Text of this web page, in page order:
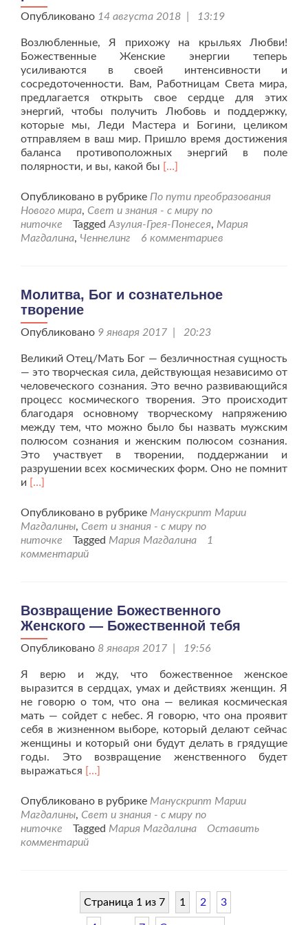
Опубликовано 14 августа 2018 | 13:19
Возлюбленные, Я прихожу на крыльях Любви!
Божественные Женские энергии теперь
усиливаются в своей интенсивности и
сосредоточенности. Вам, Работницам Света мира,
предлагается открыть свое сердце для этих
энергий, чтобы получить Любовь и поддержку,
которые мы, Леди Мастера и Богини, целиком
отправляем в ваш мир. Пришло время достижения
баланса противоположных энергий в поле
полярности, и вы, какой бы Читать
проПродолжайте
сиять
и
излучать
размерную
реальность
[…]
Опубликовано в рубрике По пути преобразования
Нового мира, Свет и знания - с миру по
ниточке
Tagged Азулия-Грея-Понесея, Мария
Магдалина, Ченнелинг 6 комментариев
Молитва, Бог и сознательное
творение
Опубликовано 9 января 2017 | 20:23
Великий Отец/Мать Бог — безличностная сущность
— это творческая сила, действующая независимо от
человеческого сознания. Это вечно развивающийся
процесс космического творения. Это происходит
благодаря основному творческому напряжению
между тем, что можно было бы назвать мужским
полюсом сознания и женским полюсом сознания.
Это участвует в творении, поддержании и
разрушении всех космических форм. Оно не помнит
и Читать
проМолитва,
Бог
и
сознательное
[…]
Опубликовано в рубрике Манускрипт Марии
Магдалины, Свет и знания - с миру по
ниточке
Tagged Мария Магдалина
1
комментарий
Возвращение Божественного
Женского — Божественной тебя
Опубликовано 8 января 2017 | 19:56
Я верю и жду, что божественное женское
выразится в сердцах, умах и действиях женщин. Я
не говорю о том, что она — великая космическая
мать — сойдет с небес. Я говорю, что она проявит
себя в жизненном выборе, который делают сейчас
женщины и который они будут делать в грядущие
годы. Это возвращение женственного будет
выражаться Читать
проВозвращение
Божественного
Женского
—
[…]
Опубликовано в рубрике Манускрипт Марии
Магдалины, Свет и знания - с миру по
ниточке
Tagged Мария Магдалина
Оставить
комментарий
Страница 1 из 7 1 2 3